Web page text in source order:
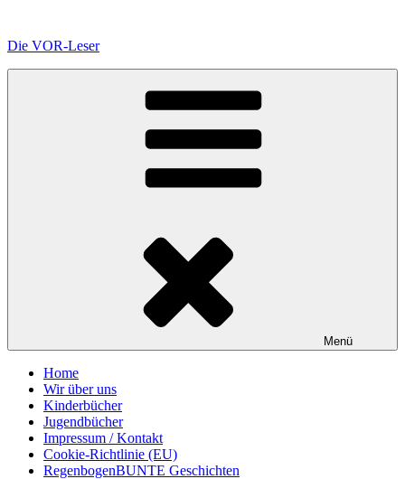
springen
Die VOR-Leser
Menü
Home
Wir über uns
Kinderbücher
Jugendbücher
Impressum / Kontakt
Cookie-Richtlinie (EU)
RegenbogenBUNTE Geschichten